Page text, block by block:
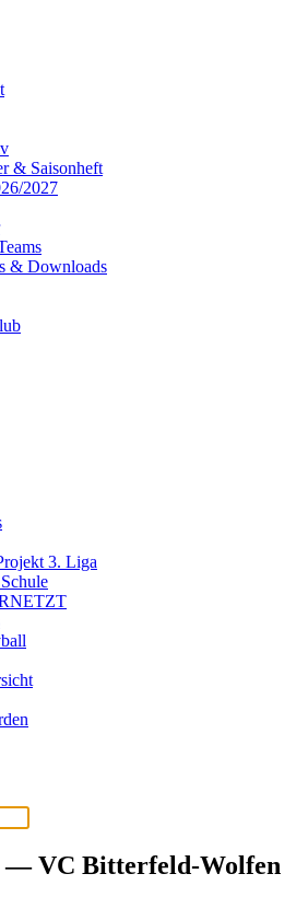
& Saisonheft
2027
& Downloads
3. Liga
— VC Bitterfeld-Wolfen